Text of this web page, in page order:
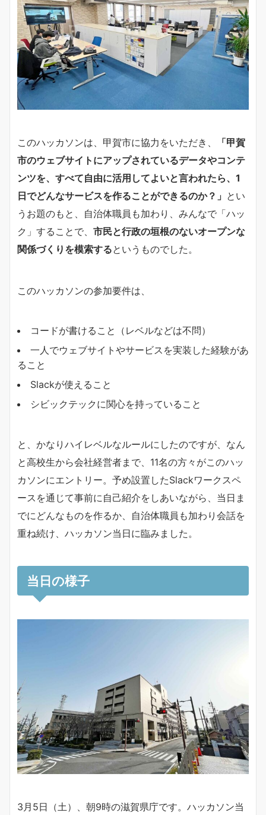
このハッカソンは、甲賀市に協力をいただき、
「甲賀
市のウェブサイトにアップされているデータやコンテ
ンツを、すべて自由に活用してよいと言われたら、1
日でどんなサービスを作ることができるのか？」 とい
うお題のもと、自治体職員も加わり、みんなで「ハッ
ク」することで、 市民と行政の垣根のないオープンな
関係づくりを模索するというものでした。
このハッカソンの参加要件は、
コードが書けること（レベルなどは不問）
一人でウェブサイトやサービスを実装した経験があ
ること
Slackが使えること
シビックテックに関心を持っていること
と、かなりハイレベルなルールにしたのですが、なん
と高校生から会社経営者まで、11名の方々がこのハッ
カソンにエントリー。予め設置したSlackワークスペ
ースを通じて事前に自己紹介をしあいながら、当日ま
でにどんなものを作るか、自治体職員も加わり会話を
重ね続け、ハッカソン当日に臨みました。
当日の様子
3月5日（土）、朝9時の滋賀県庁です。ハッカソン当